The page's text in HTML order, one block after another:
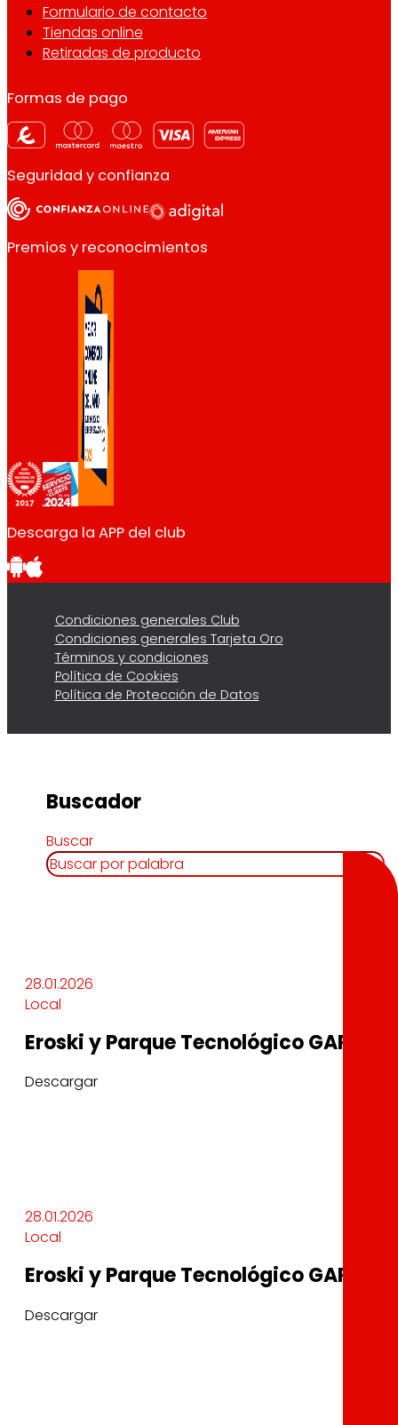
Formulario de contacto
Tiendas online
Retiradas de producto
Formas de pago
Seguridad y confianza
Premios y reconocimientos
Descarga la APP del club
Condiciones generales Club
Condiciones generales Tarjeta Oro
Términos y condiciones
Política de Cookies
Política de Protección de Datos
Buscador
Buscar
28.01.2026
Local
Eroski y Parque Tecnológico
Descargar
28.01.2026
Local
Eroski y Parque Tecnológico
Descargar